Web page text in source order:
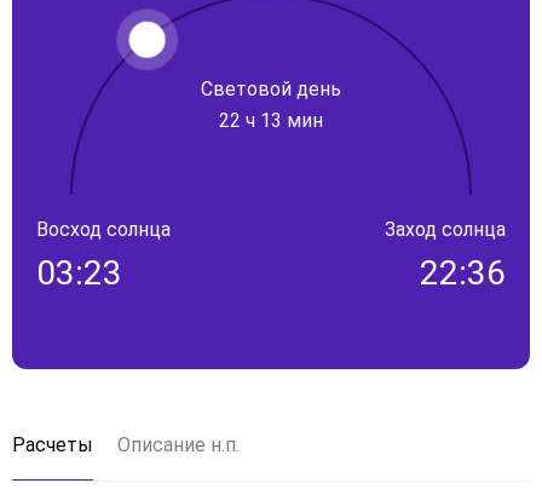
Световой день
22 ч 13 мин
Восход солнца
03:23
Заход солнца
22:36
Расчеты Описание н.п.